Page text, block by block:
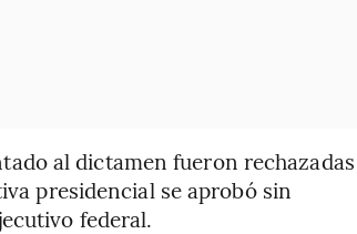
al dictamen fueron rechazadas
presidencial se aprobó sin
federal.